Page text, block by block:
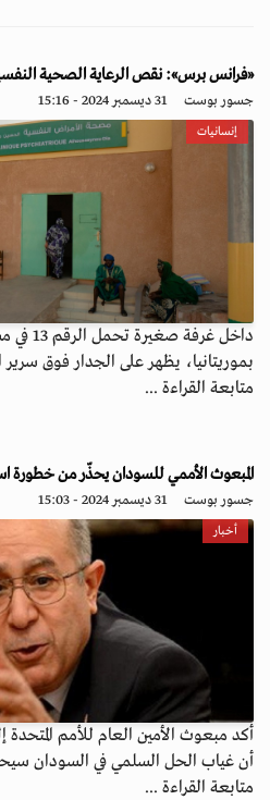
«فرانس برس»: نقص الرعاية الصحية
جسور بوست 31 ديسمبر 2024 - 15:16
إنسانيات
داخل
بموريتانيا، يظهر على الجدار فوق
متابعة القراءة ...
المبعوث الأممي للسودان يحذّر من خطورة
جسور بوست 31 ديسمبر 2024 - 15:03
أخبار
أكد مبعوث الأمين العام للأمم
أن غياب الحل السلمي في السودان
متابعة القراءة ...